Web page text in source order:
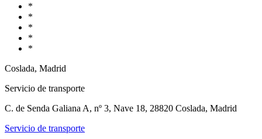
*
*
*
*
*
Coslada, Madrid
Servicio de transporte
C. de Senda Galiana A, nº 3, Nave 18, 28820 Coslada, Madrid
Servicio de transporte